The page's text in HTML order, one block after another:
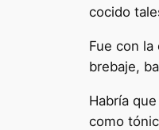
cocido
Fue con
brebaje,
Habría
como